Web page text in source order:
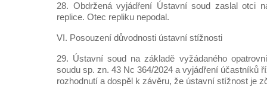
28. Obdržená vyjádření Ústavní soud zaslal otci
replice. Otec repliku nepodal.
VI. Posouzení důvodnosti ústavní stížnosti
29. Ústavní soud na základě vyžádaného
soudu sp. zn. 43 Nc 364/2024 a vyjádření účastníků
rozhodnutí a dospěl k závěru, že ústavní stížnost je